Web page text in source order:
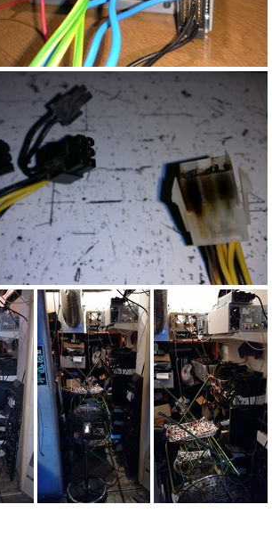
IMG 20170927 002120
IMG 20171002 183829